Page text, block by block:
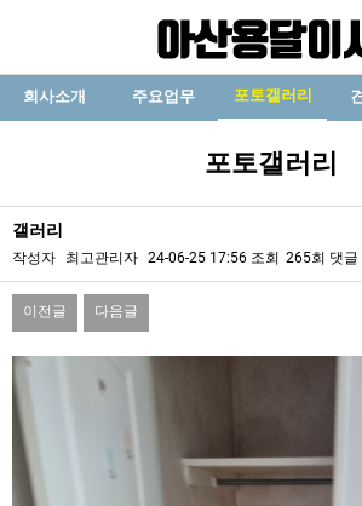
회사소개 주요업무 포토갤러리
포토갤러리
갤러리
작성자 최고관리자 24-06-25 17:56 조회 265회 댓글
이전글 다음글
본문